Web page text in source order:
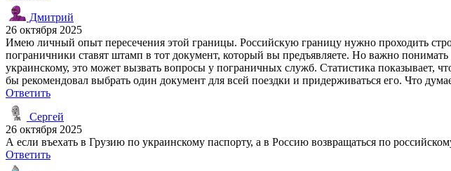
Дмитрий
26 октября 2025
Имею личный опыт пересечения этой границы. Российскую границу нужно проходить
пограничники ставят штамп в тот документ, который вы предъявляете. Но важно
украинскому, это может вызвать вопросы у пограничных служб. Статистика показывает,
бы рекомендовал выбрать один документ для всей поездки и придерживаться его. Что
Ответить
Сергей
26 октября 2025
А если въехать в Грузию по украинскому паспорту, а в Россию возвращаться по
Ответить